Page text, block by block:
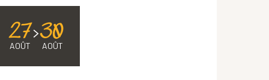
27
AOÛT
30
AOÛT